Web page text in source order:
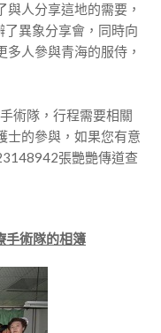
人分享這地的需要，
異象分享會，同時向
人參與青海的服侍，
術隊，行程需要相關
士的參與，如果您有意
張艷艷傳道查
手術隊的相簿